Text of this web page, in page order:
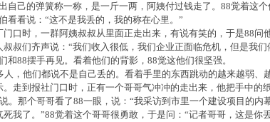
自己的弹簧称一称，是一斤一两，阿姨付过钱走了。88觉着这
看看说：“这不是我丢的，我的称在心里。”
门口时，一群阿姨叔叔从里面正走出来，有说有笑的，于是88问
叔叔们齐声说：“我们收入很低，我们企业正面临危机，但是我
和88摆手再见。看着他们的背影，88觉这他们很坚强。
人，他们都说不是自己丢的。看着手里的东西跳动的越来越弱、
。走到报社门口时，正有一个哥哥气冲冲的走出来，他把手中的
。那个哥哥看了88一眼，说：“我采访到市里一个建设项目的
死我了。”88觉着这个哥哥很勇敢，于是问：“记者哥哥，这是你